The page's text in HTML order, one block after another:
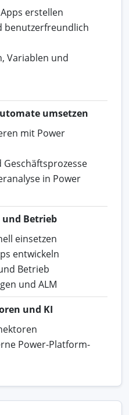
erstellen
benutzerfreundlich
Variablen und
umsetzen
mit Power
in Power
und Betrieb
einsetzen
entwickeln
Betrieb
und ALM
und KI
Power-Platform-